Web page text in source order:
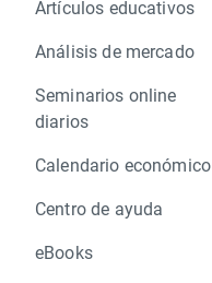
Artículos educativos
Análisis de mercado
Seminarios online
diarios
Calendario económico
Centro de ayuda
eBooks